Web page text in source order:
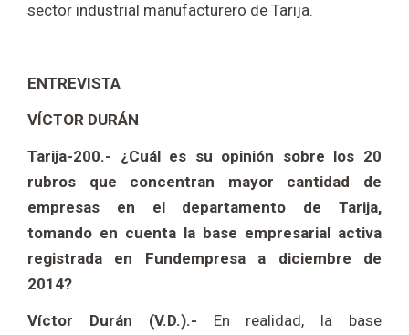
sector industrial manufacturero de Tarija.
ENTREVISTA
VÍCTOR DURÁN
Tarija-200.- ¿Cuál es su opinión sobre los 20
rubros que concentran mayor cantidad de
empresas en el departamento de Tarija,
tomando en cuenta la base empresarial activa
registrada en Fundempresa a diciembre de
2014?
Víctor Durán (V.D.).- En realidad, la base